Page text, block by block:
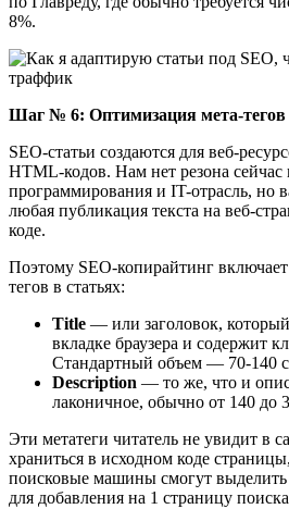
8%.
Шаг № 6: Оптимизация мета-тегов
SEO-статьи создаются для веб-
HTML-кодов. Нам нет резона сейчас
программирования и IT-отрасль, но
любая публикация текста на веб-
коде.
Поэтому SEO-копирайтинг
тегов в статьях:
Title ― или заголовок,
вкладке браузера и содержит
Стандартный объем ― 70-140
Description ― то же, что и
лаконичное, обычно от 140 до
Эти метатеги читатель не увидит в
храниться в исходном коде
поисковые машины смогут выделить
для добавления на 1 страницу